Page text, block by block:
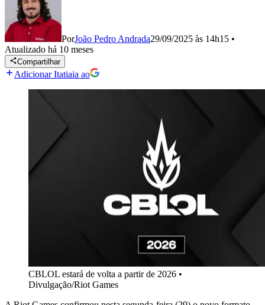
PorJoão Pedro Andrada29/09/2025 às 14h15 •
Atualizado há 10 meses
Compartilhar
Adicionar Itatiaia ao
CBLOL estará de volta a partir de 2026 •
Divulgação/Riot Games